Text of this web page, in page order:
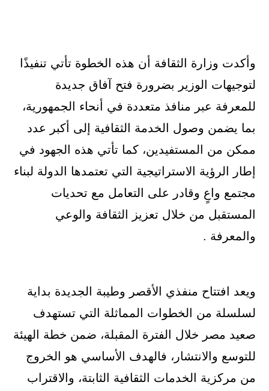
وأكدت وزارة الثقافة أن هذه الخطوة تأتي تنفيذًا
لتوجيهات الوزير بضرورة فتح آفاق جديدة
للمعرفة عبر منافذ متعددة في أنحاء الجمهورية،
بما يضمن وصول الخدمة الثقافية إلى أكبر عدد
ممكن من المستفيدين، كما تأتي هذه الجهود في
إطار الرؤية الاستراتيجية التي تعتمدها الدولة لبناء
مجتمع واعٍ وقادر على التعامل مع تحديات
المستقبل من خلال تعزيز الثقافة والوعي
والمعرفة .
ويعد افتتاح منفذي الأقصر وطيبة الجديدة بداية
لسلسلة من الخطوات المماثلة التي تستهدف
صعيد مصر خلال الفترة المقبلة، ضمن خطة الهيئة
للتوسع والانتشار، فالهدف الأساسي هو الخروج
من مركزية الخدمات الثقافية الثابتة، والاقتراب